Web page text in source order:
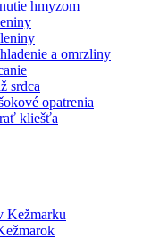
hmyzom
a omrzliny
srdca
opatrenia
kliešťa
Kežmarku